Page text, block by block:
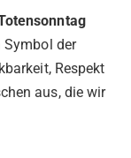
der
Respekt
aus, die wir